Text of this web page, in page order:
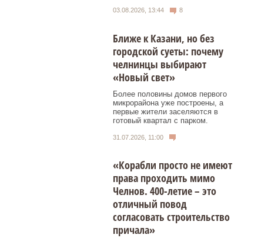
03.08.2026, 13:44 8
Ближе к Казани, но без
городской суеты: почему
челнинцы выбирают
«Новый свет»
Более половины домов первого
микрорайона уже построены, а
первые жители заселяются в
готовый квартал с парком.
31.07.2026, 11:00
«Корабли просто не имеют
права проходить мимо
Челнов. 400-летие – это
отличный повод
согласовать строительство
причала»